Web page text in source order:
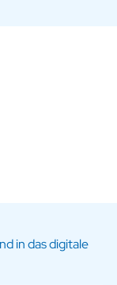
in das digitale